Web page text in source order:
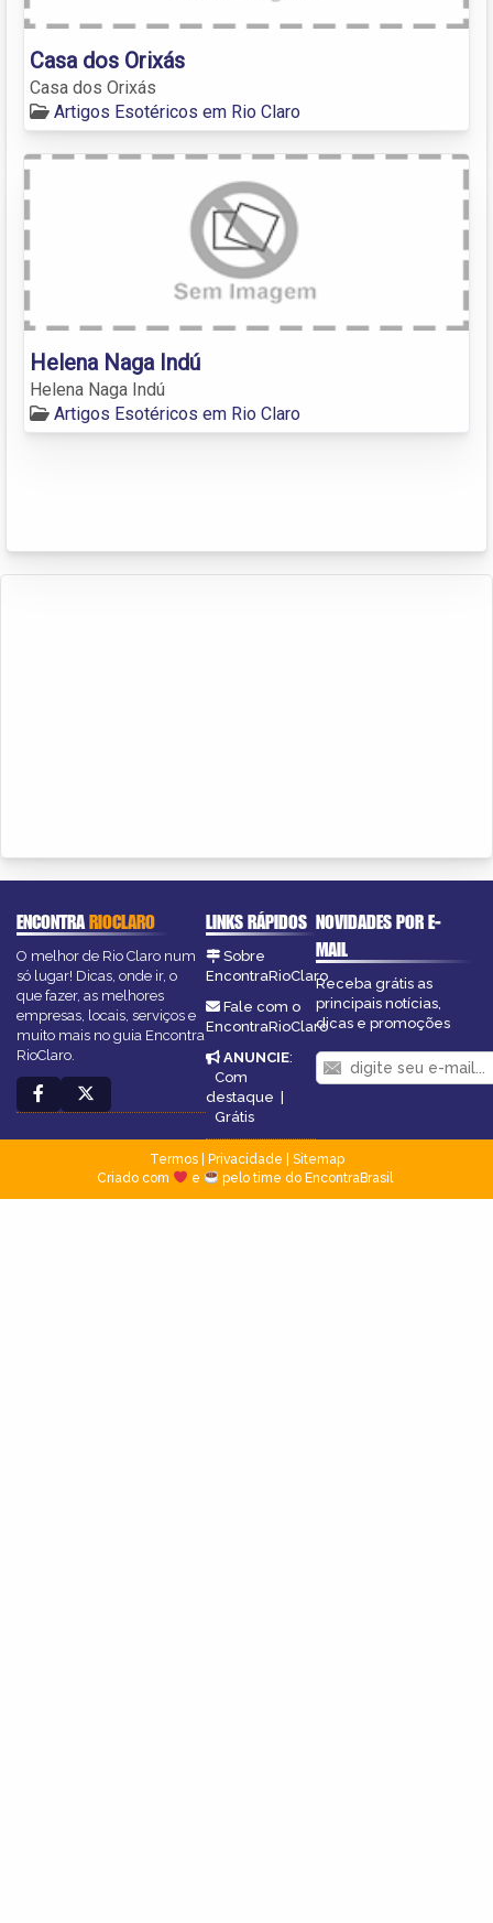
Casa dos Orixás
Casa dos Orixás
Artigos Esotéricos em Rio Claro
Helena Naga Indú
Helena Naga Indú
Artigos Esotéricos em Rio Claro
ENCONTRARIOCLARO
O melhor de Rio Claro num
só lugar! Dicas, onde ir, o
que fazer, as melhores
empresas, locais, serviços e
muito mais no guia Encontra
RioClaro.
LINKS RÁPIDOS
Sobre
EncontraRioClaro
Fale com o
EncontraRioClaro
ANUNCIE:
Com
destaque |
Grátis
NOVIDADES POR E-
MAIL
Receba grátis as
principais notícias,
dicas e promoções
Termos| Privacidade
Sitemap
Criado com
e pelo time do EncontraBrasil